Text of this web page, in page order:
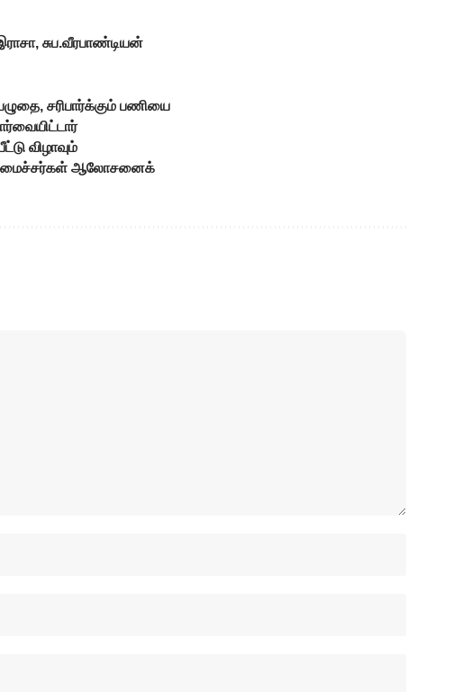
சுப.வீரபாண்டியன்
சரிபார்க்கும் பணியை
விழாவும்
அமைச்சர்கள் ஆலோசனைக்